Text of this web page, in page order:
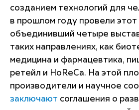
созданием технологий для
в прошлом году провели
объединивший четыре
таких направлениях, как
медицина и фармацевтика,
ретейл и HoReCa. На этой
производители и научное
заключают соглашения о